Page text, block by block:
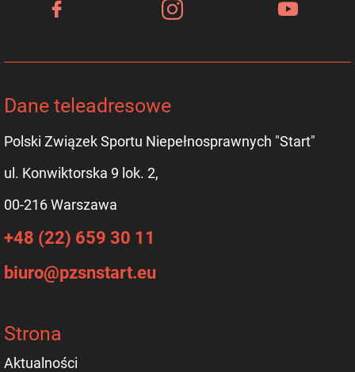
Dane teleadresowe
Polski Związek Sportu Niepełnosprawnych "Start"
ul. Konwiktorska 9 lok. 2,
00-216 Warszawa
+48 (22) 659 30 11
biuro@pzsnstart.eu
Strona
Aktualności